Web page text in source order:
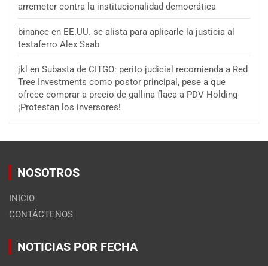
arremeter contra la institucionalidad democrática
binance en EE.UU. se alista para aplicarle la justicia al
testaferro Alex Saab
jkl en Subasta de CITGO: perito judicial recomienda a Red
Tree Investments como postor principal, pese a que
ofrece comprar a precio de gallina flaca a PDV Holding
¡Protestan los inversores!
NOSOTROS
INICIO
CONTÁCTENOS
NOTICIAS POR FECHA